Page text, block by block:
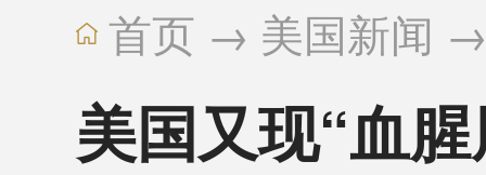
首页 → 美国新闻
美国又现“血